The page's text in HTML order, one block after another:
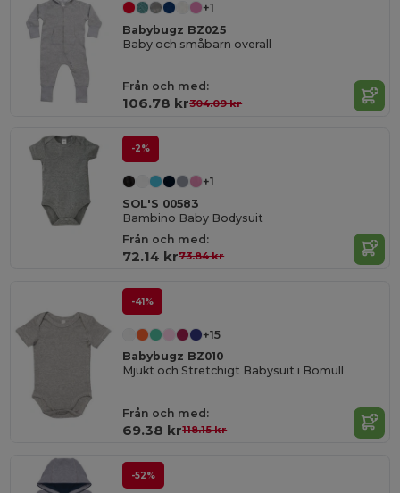
+1
Babybugz BZ025
Baby och småbarn overall
Från och med:
106.78 kr304.09 kr
-2%
+1
SOL'S 00583
Bambino Baby Bodysuit
Från och med:
72.14 kr73.84 kr
-41%
+15
Babybugz BZ010
Mjukt och Stretchigt Babysuit i Bomull
Från och med:
69.38 kr118.15 kr
-52%